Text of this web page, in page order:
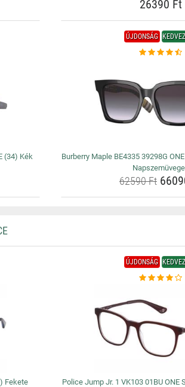
26390 Ft
(34) Kék
ÚJDONSÁG
Burberry Maple BE4335 39298G
62590 Ft
Fekete
ÚJDONSÁG
Police Jump Jr. 1 VK103 01BU ONE